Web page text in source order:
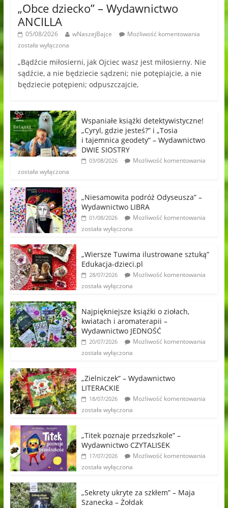
„Obce dziecko” – Wydawnictwo
ANCILLA
05/08/2026 wNaszejBajce
Możliwość komentowania
została wyłączona
„Bądźcie miłosierni, jak Ojciec wasz jest miłosierny. Nie
sądźcie, a nie będziecie sądzeni; nie potępiajcie, a nie
będziecie potępieni; odpuszczajcie,
Wspaniałe książki detektywistyczne!
„Cyryl, gdzie jesteś?” i „Tosia
i tajemnica geodety” – Wydawnictwo
DWIE SIOSTRY
03/08/2026
Możliwość komentowania
została wyłączona
„Niesamowita podróż Odyseusza” –
Wydawnictwo LIBRA
01/08/2026
Możliwość komentowania
została wyłączona
„Wiersze Tuwima ilustrowane sztuką”
Edukacja-dzieci.pl
28/07/2026
Możliwość komentowania
została wyłączona
Najpiękniejsze książki o ziołach,
kwiatach i aromaterapii –
Wydawnictwo JEDNOŚĆ
20/07/2026
Możliwość komentowania
została wyłączona
„Zielniczek” – Wydawnictwo
LITERACKIE
18/07/2026
Możliwość komentowania
została wyłączona
„Titek poznaje przedszkole” –
Wydawnictwo CZYTALISEK
17/07/2026
Możliwość komentowania
została wyłączona
„Sekrety ukryte za szkłem” – Maja
Szanecka – Żołdak